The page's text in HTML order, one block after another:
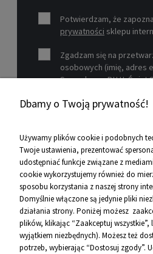
Potwierdzam, że
prywatności sklepu
Zgadzam się na
osobowych (imię, adres
Sprzedawcę P.H.U. Świat
19-26-977 w celu
O
Dbamy o Twoją prywatność!
Używamy plików cookie i podobnych
Twoje ustawienia, prezentować
udostępniać funkcje związane z
cookie wykorzystujemy również do
sposobu korzystania z naszej strony
Domyślnie włączone są jedynie pliki
działania strony. Poniżej możesz
plików, klikając “Zaakceptuj
wyjątkiem niezbędnych). Możesz też
potrzeb, wybierając “Dostosuj zgody”.